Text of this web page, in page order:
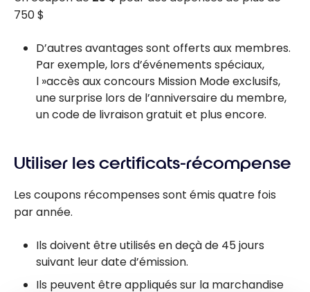
750 $
D’autres avantages sont offerts aux membres.
Par exemple, lors d’événements spéciaux,
l »accès aux concours Mission Mode exclusifs,
une surprise lors de l’anniversaire du membre,
un code de livraison gratuit et plus encore.
Utiliser les certificats-récompense
Les coupons récompenses sont émis quatre fois
par année.
Ils doivent être utilisés en deçà de 45 jours
suivant leur date d’émission.
Ils peuvent être appliqués sur la marchandise